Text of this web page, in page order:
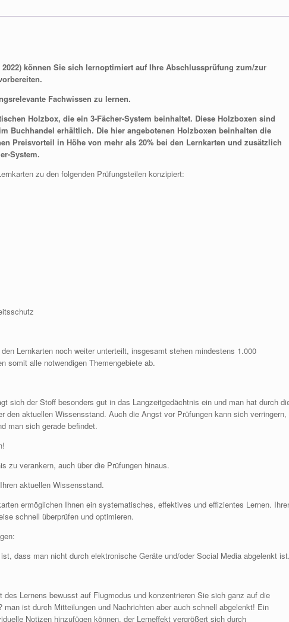
können Sie sich lernoptimiert auf Ihre Abschlussprüfung zum/zur
Fachwissen zu lernen.
Holzbox, die ein 3-Fächer-System beinhaltet. Diese Holzboxen sind
Buchhandel erhältlich. Die hier angebotenen Holzboxen beinhalten die
Preisvorteil in Höhe von mehr als 20% bei den Lernkarten und zusätzlich
System.
zu den folgenden Prüfungsteilen konzipiert:
Lernkarten noch weiter unterteilt, insgesamt stehen mindestens 1.000
somit alle notwendigen Themengebiete ab.
sich der Stoff besonders gut in das Langzeitgedächtnis ein und man hat durch
den aktuellen Wissensstand. Auch die Angst vor Prüfungen kann sich verringern,
man sich gerade befindet.
zu verankern, auch über die Prüfungen hinaus.
aktuellen Wissensstand.
ermöglichen Ihnen ein systematisches, effektives und effizientes Lernen.
schnell überprüfen und optimieren.
dass man nicht durch elektronische Geräte und/oder Social Media abgelenkt ist.
Lernens bewusst auf Flugmodus und konzentrieren Sie sich ganz auf die
man ist durch Mitteilungen und Nachrichten aber auch schnell abgelenkt! Ein
Notizen hinzufügen können, der Lerneffekt vergrößert sich durch